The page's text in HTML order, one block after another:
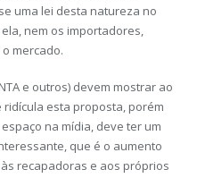
uma lei desta natureza no
nem os importadores,
mercado.
e outros) devem mostrar ao
esta proposta, porém
na mídia, deve ter um
que é o aumento
recapadoras e aos próprios